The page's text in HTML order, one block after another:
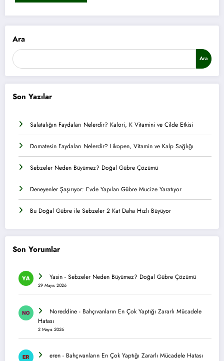
Ara
Ara
Son Yazılar
Salatalığın Faydaları Nelerdir? Kalori, K Vitamini ve Cilde Etkisi
Domatesin Faydaları Nelerdir? Likopen, Vitamin ve Kalp Sağlığı
Sebzeler Neden Büyümez? Doğal Gübre Çözümü
Deneyenler Şaşırıyor: Evde Yapılan Gübre Mucize Yaratıyor
Bu Doğal Gübre ile Sebzeler 2 Kat Daha Hızlı Büyüyor
Son Yorumlar
Yasin - Sebzeler Neden Büyümez? Doğal Gübre Çözümü
29 Mayıs 2026
Noreddine - Bahçıvanların En Çok Yaptığı Zararlı Mücadele
Hatası
2 Mayıs 2026
eren - Bahçıvanların En Çok Yaptığı Zararlı Mücadele Hatası